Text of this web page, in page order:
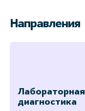
Направления
Лабораторная
диагностика